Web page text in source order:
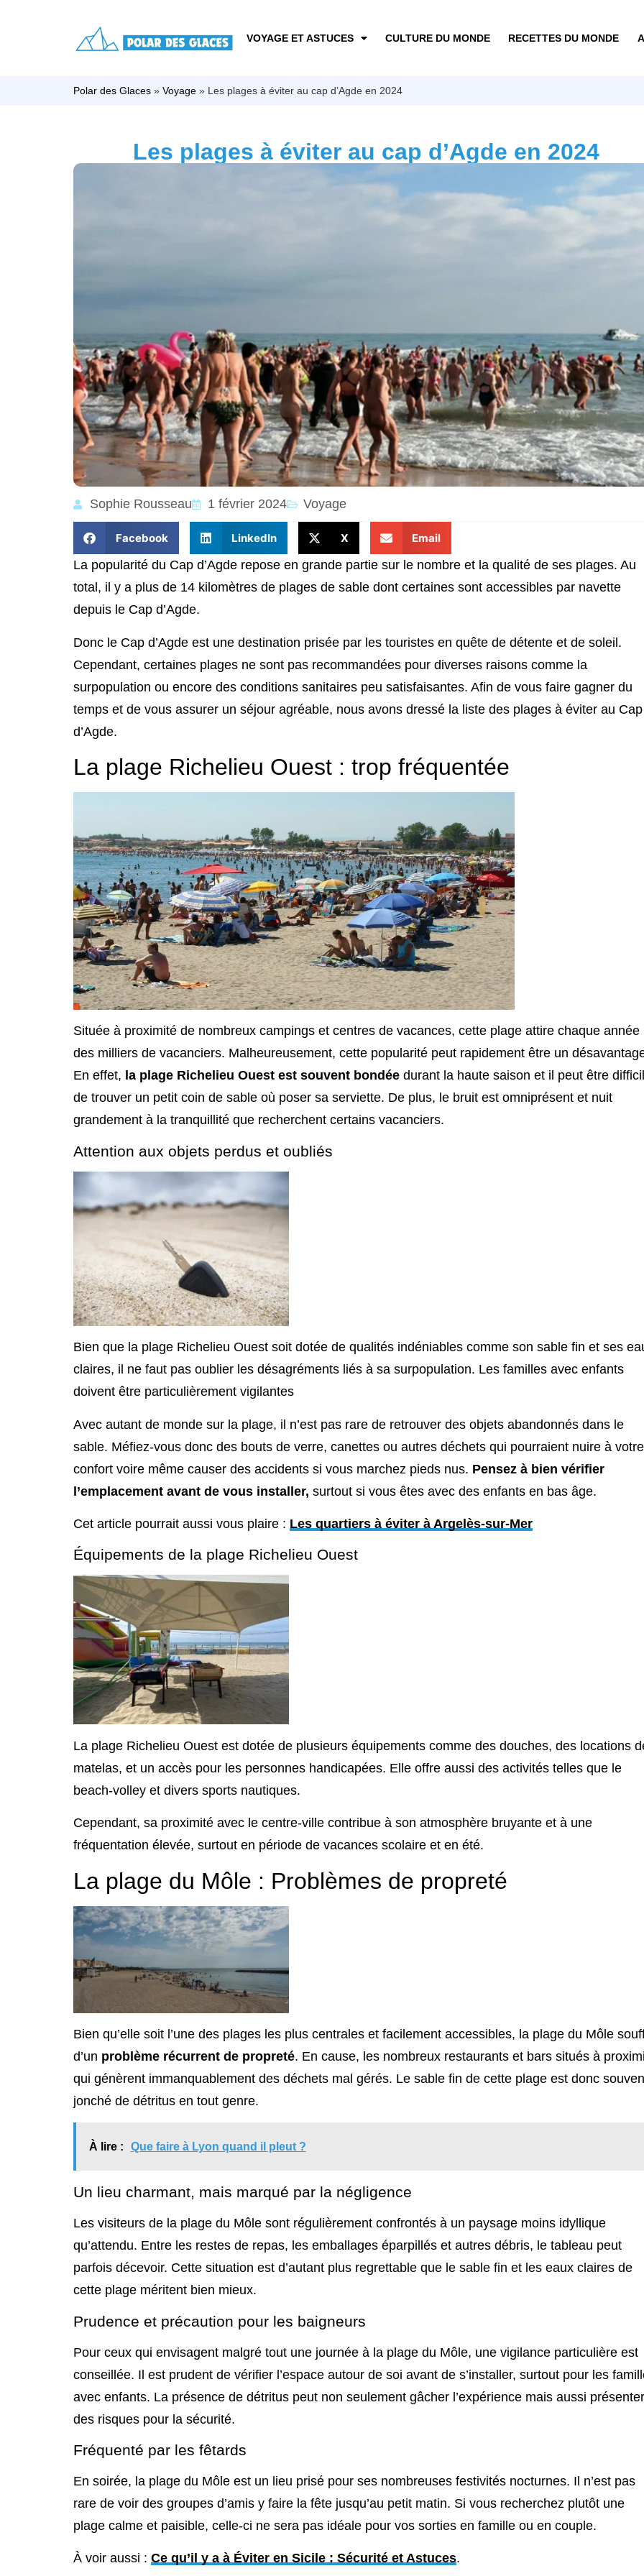
VOYAGE ET ASTUCES CULTURE DU MONDE RECETTES DU MONDE
Polar des Glaces » Voyage » Les plages à éviter au cap d’Agde en 2024
Les plages à éviter au cap d’Agde en 2024
Sophie Rousseau 1 février 2024 Voyage
Facebook LinkedIn X Email
La popularité du Cap d’Agde repose en grande partie sur le nombre et la qualité de ses plages. Au
total, il y a plus de 14 kilomètres de plages de sable dont certaines sont accessibles par navette
depuis le Cap d’Agde.
Donc le Cap d’Agde est une destination prisée par les touristes en quête de détente et de soleil.
Cependant, certaines plages ne sont pas recommandées pour diverses raisons comme la
surpopulation ou encore des conditions sanitaires peu satisfaisantes. Afin de vous faire gagner du
temps et de vous assurer un séjour agréable, nous avons dressé la liste des plages à éviter au Cap
d’Agde.
La plage Richelieu Ouest : trop fréquentée
Située à proximité de nombreux campings et centres de vacances, cette plage attire chaque année
des milliers de vacanciers. Malheureusement, cette popularité peut rapidement être un
En effet, la plage Richelieu Ouest est souvent bondée durant la haute saison et il peut être
de trouver un petit coin de sable où poser sa serviette. De plus, le bruit est omniprésent et nuit
grandement à la tranquillité que recherchent certains vacanciers.
Attention aux objets perdus et oubliés
Bien que la plage Richelieu Ouest soit dotée de qualités indéniables comme son sable fin et ses
claires, il ne faut pas oublier les désagréments liés à sa surpopulation. Les familles avec enfants
doivent être particulièrement vigilantes
Avec autant de monde sur la plage, il n’est pas rare de retrouver des objets abandonnés dans le
sable. Méfiez-vous donc des bouts de verre, canettes ou autres déchets qui pourraient nuire à votre
confort voire même causer des accidents si vous marchez pieds nus. Pensez à bien vérifier
l’emplacement avant de vous installer, surtout si vous êtes avec des enfants en bas âge.
Cet article pourrait aussi vous plaire : Les quartiers à éviter à Argelès-sur-Mer
Équipements de la plage Richelieu Ouest
La plage Richelieu Ouest est dotée de plusieurs équipements comme des douches, des locations
matelas, et un accès pour les personnes handicapées. Elle offre aussi des activités telles que le
beach-volley et divers sports nautiques.
Cependant, sa proximité avec le centre-ville contribue à son atmosphère bruyante et à une
fréquentation élevée, surtout en période de vacances scolaire et en été.
La plage du Môle : Problèmes de propreté
Bien qu’elle soit l’une des plages les plus centrales et facilement accessibles, la plage du Môle
d’un problème récurrent de propreté. En cause, les nombreux restaurants et bars situés à
qui génèrent immanquablement des déchets mal gérés. Le sable fin de cette plage est donc
jonché de détritus en tout genre.
À lire : Que faire à Lyon quand il pleut ?
Un lieu charmant, mais marqué par la négligence
Les visiteurs de la plage du Môle sont régulièrement confrontés à un paysage moins idyllique
qu’attendu. Entre les restes de repas, les emballages éparpillés et autres débris, le tableau peut
parfois décevoir. Cette situation est d’autant plus regrettable que le sable fin et les eaux claires de
cette plage méritent bien mieux.
Prudence et précaution pour les baigneurs
Pour ceux qui envisagent malgré tout une journée à la plage du Môle, une vigilance particulière est
conseillée. Il est prudent de vérifier l’espace autour de soi avant de s’installer, surtout pour les
avec enfants. La présence de détritus peut non seulement gâcher l’expérience mais aussi présenter
des risques pour la sécurité.
Fréquenté par les fêtards
En soirée, la plage du Môle est un lieu prisé pour ses nombreuses festivités nocturnes. Il n’est pas
rare de voir des groupes d’amis y faire la fête jusqu’au petit matin. Si vous recherchez plutôt une
plage calme et paisible, celle-ci ne sera pas idéale pour vos sorties en famille ou en couple.
À voir aussi : Ce qu’il y a à Éviter en Sicile : Sécurité et Astuces.